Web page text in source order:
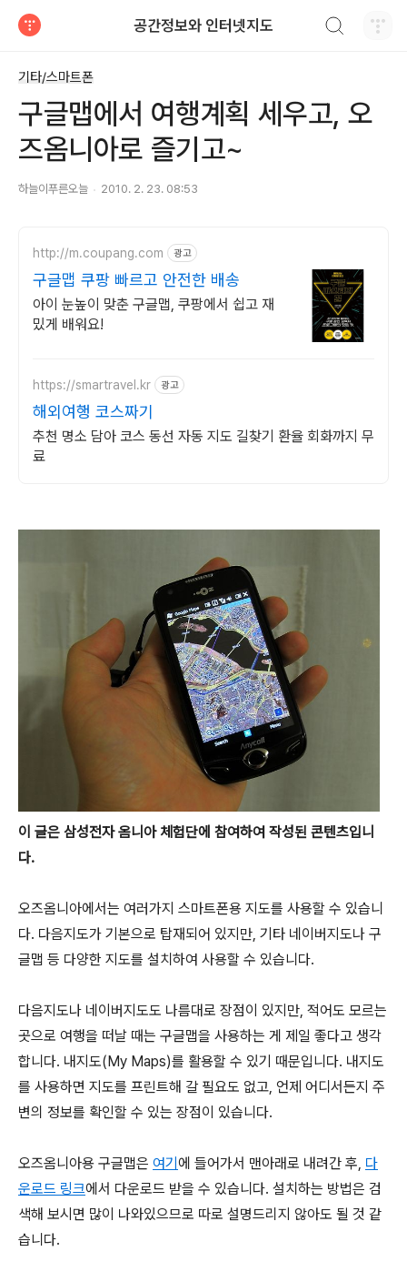
공간정보와 인터넷지도
기타/스마트폰
구글맵에서 여행계획 세우고, 오
즈옴니아로 즐기고~
하늘이푸른오늘 2010. 2. 23. 08:53
http://m.coupang.com 광고
구글맵 쿠팡 빠르고 안전한 배송
아이 눈높이 맞춘 구글맵, 쿠팡에서 쉽고 재
밌게 배워요!
https://smartravel.kr 광고
해외여행 코스짜기
추천 명소 담아 코스 동선 자동 지도 길찾기 환율 회화까지 무
료
이 글은 삼성전자 옴니아 체험단에 참여하여 작성된 콘텐츠입니
다.
오즈옴니아에서는 여러가지 스마트폰용 지도를 사용할 수 있습니
다. 다음지도가 기본으로 탑재되어 있지만, 기타 네이버지도나 구
글맵 등 다양한 지도를 설치하여 사용할 수 있습니다.
다음지도나 네이버지도도 나름대로 장점이 있지만, 적어도 모르는
곳으로 여행을 떠날 때는 구글맵을 사용하는 게 제일 좋다고 생각
합니다. 내지도(My Maps)를 활용할 수 있기 때문입니다. 내지도
를 사용하면 지도를 프린트해 갈 필요도 없고, 언제 어디서든지 주
변의 정보를 확인할 수 있는 장점이 있습니다.
오즈옴니아용 구글맵은 여기에 들어가서 맨아래로 내려간 후, 다
운로드 링크에서 다운로드 받을 수 있습니다. 설치하는 방법은 검
색해 보시면 많이 나와있으므로 따로 설명드리지 않아도 될 것 같
습니다.